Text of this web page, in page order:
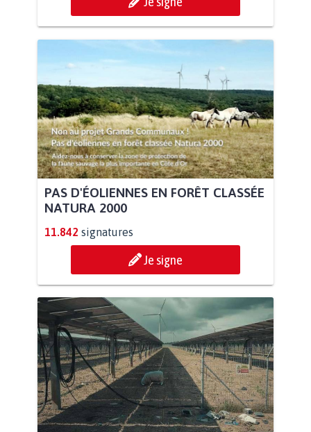
PAS D'ÉOLIENNES EN FORÊT CLASSÉE
NATURA 2000
11.842 signatures
Je signe